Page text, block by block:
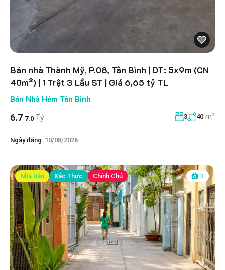
Bán nhà Thành Mỹ, P.08, Tân Bình | DT: 5x9m (CN
40m²) | 1 Trệt 3 Lầu ST | Giá 6,65 tỷ TL
Bán Nhà Hẻm Tân Bình
6.7 7.0 Tỷ 3 40 m²
Ngày đăng: 10/08/2026
Nhà Bán Xác Thực Chính Chủ 3